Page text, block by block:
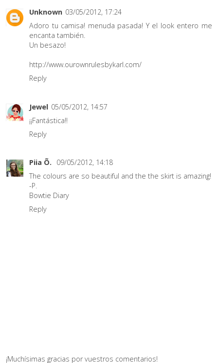
Unknown 03/05/2012, 17:24
Adoro tu camisa! menuda pasada! Y el look entero me
encanta también.
Un besazo!
http://www.ourownrulesbykarl.com/
Reply
Jewel 05/05/2012, 14:57
¡¡Fantástica!!
Reply
Piia Õ.
09/05/2012, 14:18
The colours are so beautiful and the the skirt is amazing!
-P.
Bowtie Diary
Reply
¡Muchísimas gracias por vuestros comentarios!